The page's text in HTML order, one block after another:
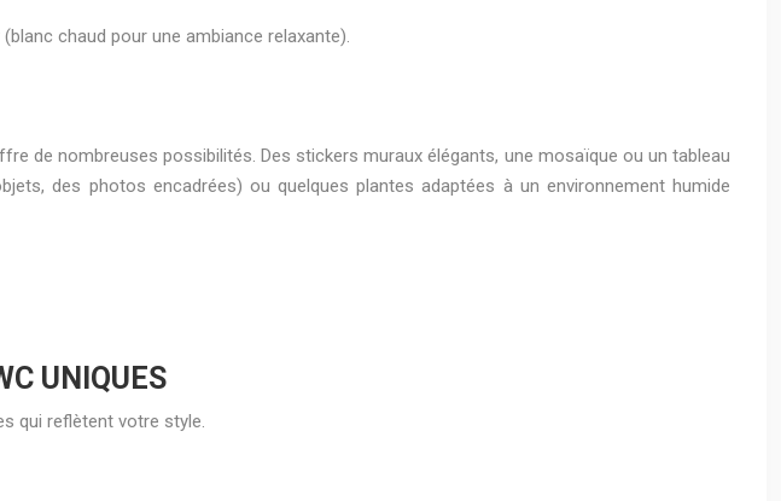
chaud pour une ambiance relaxante).
de nombreuses possibilités. Des stickers muraux élégants, une mosaïque ou un tableau
des photos encadrées) ou quelques plantes adaptées à un environnement humide
UNIQUES
qui reflètent votre style.